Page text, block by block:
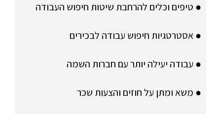
● טיפים וכלים להרחבת שיטות חיפוש העבודה
● אסטרטגיות חיפוש עבודה לבכירים
● עבודה יעילה יותר עם חברות השמה
● משא ומתן על חוזים והצעות שכר